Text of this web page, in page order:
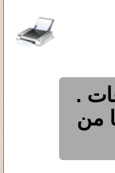
.
من